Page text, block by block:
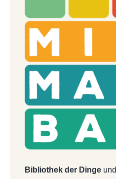
Bibliothek der Dingeund